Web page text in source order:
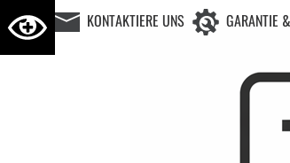
KONTAKTIERE UNS GARANTIE